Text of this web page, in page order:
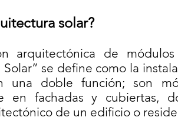
solar?
arquitectónica de
se define como la
una doble función; son
en fachadas y cubiertas,
de un edificio o